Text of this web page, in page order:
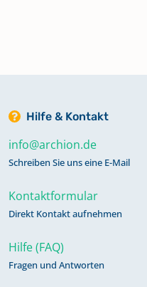
Hilfe & Kontakt
info@archion.de
Schreiben Sie uns eine E-Mail
Kontaktformular
Direkt Kontakt aufnehmen
Hilfe (FAQ)
Fragen und Antworten